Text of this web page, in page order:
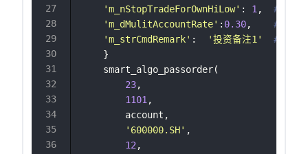
'm_nStopTradeForOwnHiLow' : 1 , # 涨跌
'm_dMulitAccountRate' : 0.30, # 多账
'm_strCmdRemark' : '投资备注1 '
# 投资
    }
    smart_algo_passorder(
23,
1101 ,
        account,
' 600000.SH' ,
12 ,